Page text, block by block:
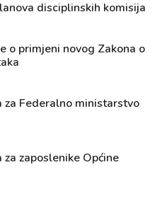
disciplinskih komisija
o primjeni novog Zakona o
za Federalno ministarstvo
za zaposlenike Općine